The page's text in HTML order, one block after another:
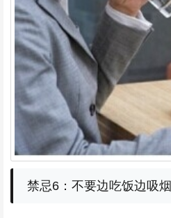
禁忌6：不要边吃饭边吸烟